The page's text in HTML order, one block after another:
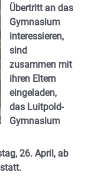
Übertritt an das
Gymnasium
interessieren,
sind
zusammen mit
ihren Eltern
eingeladen,
das Luitpold-
Gymnasium
26. April, ab